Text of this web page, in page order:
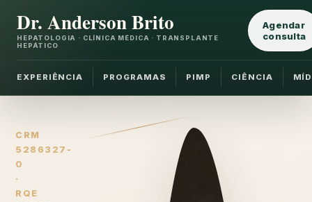
Dr. Anderson Brito
HEPATOLOGIA · CLÍNICA MÉDICA · TRANSPLANTE
HEPÁTICO
EXPERIÊNCIA PROGRAMAS PIMP CIÊNCIA
Agendar
consulta
CRM
5286327-
0
·
RQE